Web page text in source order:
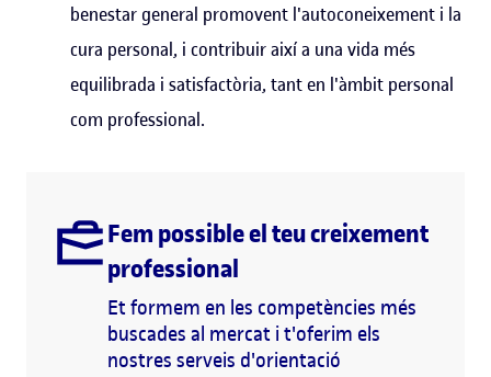
benestar general promovent l'autoconeixement i la
cura personal, i contribuir així a una vida més
equilibrada i satisfactòria, tant en l'àmbit personal
com professional.
Fem possible el teu creixement
professional
Et formem en les competències més
buscades al mercat i t'oferim els
nostres serveis d'orientació